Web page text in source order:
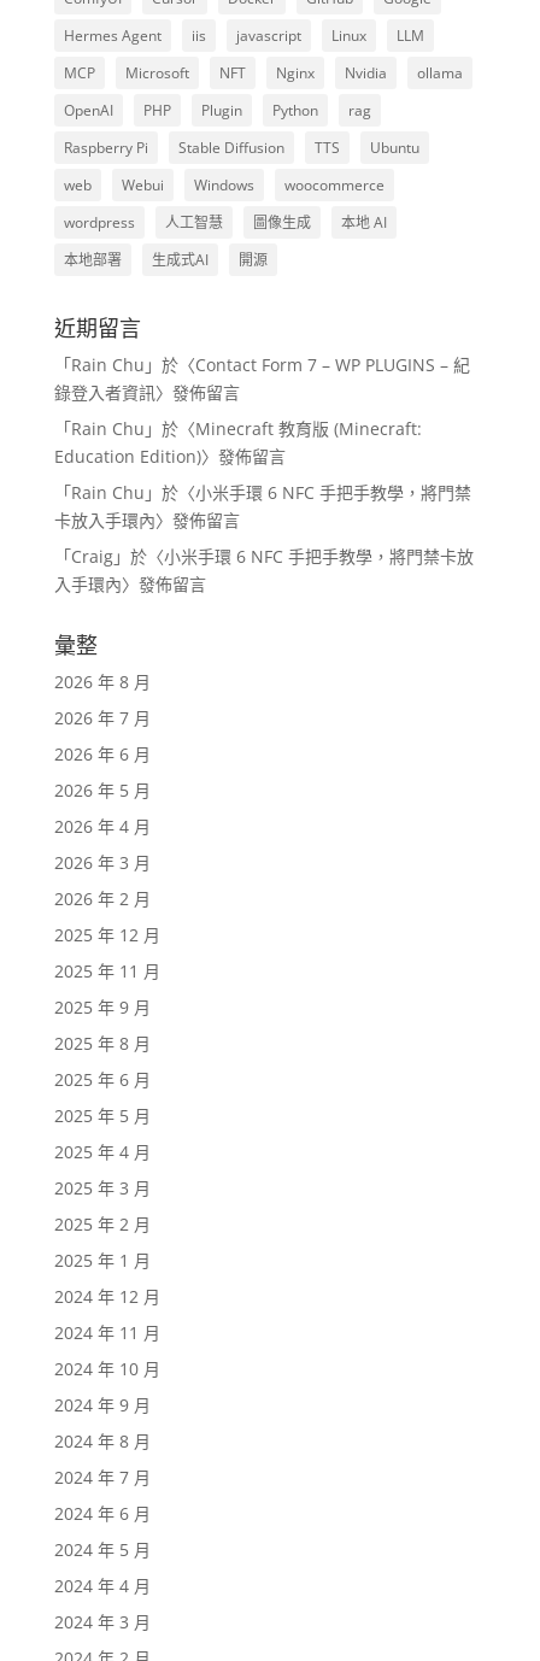
Hermes Agent
iis javascript Linux
LLM
MCP
Microsoft NFT Nginx Nvidia
ollama
OpenAI
PHP Plugin Python
rag
Raspberry Pi
Stable Diffusion TTS
Ubuntu
web
Webui Windows
woocommerce
wordpress
人工智慧 圖像生成
本地 AI
本地部署
生成式AI 開源
近期留言
「Rain Chu 」於〈Contact Form 7 – WP PLUGINS – 紀
錄登入者資訊〉發佈留言
「Rain Chu 」於〈Minecraft 教育版 (Minecraft:
Education Edition)〉發佈留言
「Rain Chu 」於〈小米手環 6 NFC 手把手教學，將門禁
卡放入手環內〉發佈留言
「Craig」於〈小米手環 6 NFC 手把手教學，將門禁卡放
入手環內〉發佈留言
彙整
2026 年 8 月
2026 年 7 月
2026 年 6 月
2026 年 5 月
2026 年 4 月
2026 年 3 月
2026 年 2 月
2025 年 12 月
2025 年 11 月
2025 年 9 月
2025 年 8 月
2025 年 6 月
2025 年 5 月
2025 年 4 月
2025 年 3 月
2025 年 2 月
2025 年 1 月
2024 年 12 月
2024 年 11 月
2024 年 10 月
2024 年 9 月
2024 年 8 月
2024 年 7 月
2024 年 6 月
2024 年 5 月
2024 年 4 月
2024 年 3 月